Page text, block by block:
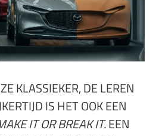
KLASSIEKER, DE LEREN
IS HET OOK EEN
IT OR BREAK IT.EEN